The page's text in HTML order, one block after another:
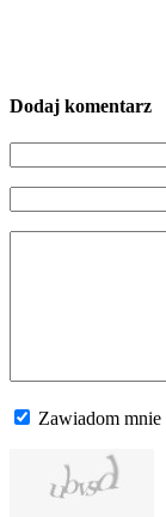
Dodaj komentarz
Zawiadom